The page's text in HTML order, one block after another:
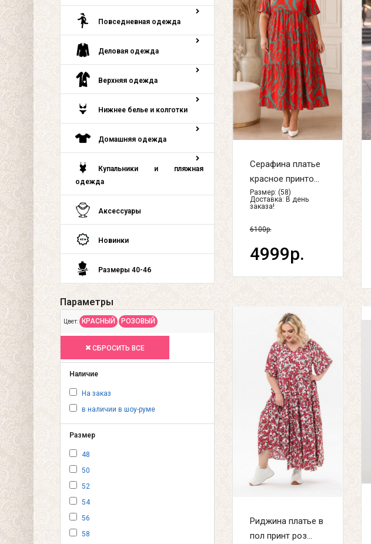
Повседневная одежда
Деловая одежда
Верхняя одежда
Нижнее белье и колготки
Домашняя одежда
Купальники и пляжная
одежда
Аксессуары
Новинки
Размеры 40-46
Параметры
Цвет: КРАСНЫЙ РОЗОВЫЙ
СБРОСИТЬ ВСЕ
Наличие
На заказ
в наличии в шоу-руме
Размер
48
50
52
54
56
58
Серафина платье
красное принто...
Размер: (58)
Доставка: В день
заказа!
6100р.
4999р.
Риджина платье в
пол принт роз...